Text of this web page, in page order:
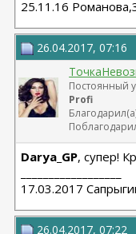
25.11.16
26.04.2017, 07:16
Постоянный
Profi
Darya_GP, супер!
17.03.2017
26.04.2017, 07:22